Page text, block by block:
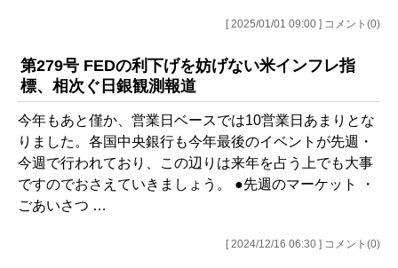
[ 2025/01/01 09:00 ] コメント(0)
第279号 FEDの利下げを妨げない米インフレ指
標、相次ぐ日銀観測報道
今年もあと僅か、営業日ベースでは10営業日あまりとな
りました。各国中央銀行も今年最後のイベントが先週・
今週で行われており、この辺りは来年を占う上でも大事
ですのでおさえていきましょう。 ●先週のマーケット ・
ごあいさつ …
[ 2024/12/16 06:30 ] コメント(0)